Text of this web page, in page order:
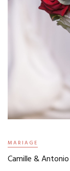
MARIAGE
Camille & Antonio